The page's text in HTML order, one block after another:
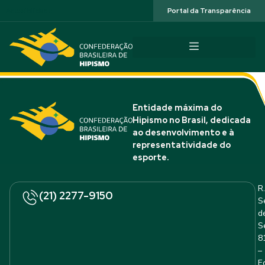
Portal da Transparência
Entidade máxima do
Hipismo no Brasil, dedicada
ao desenvolvimento e à
representatividade do
esporte.
(21) 2277-9150
R.
–